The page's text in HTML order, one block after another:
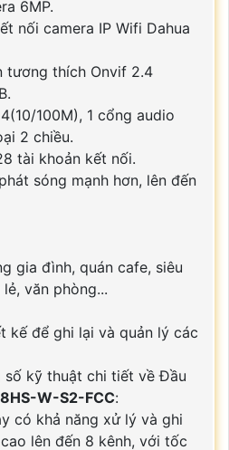
6MP.
nối camera IP Wifi Dahua
tương thích Onvif 2.4
100M), 1 cổng audio
2 chiều.
tài khoản kết nối.
sóng mạnh hơn, lên đến
gia đình, quán cafe, siêu
văn phòng...
kế để ghi lại và quản lý các
kỹ thuật chi tiết về Đầu
W-S2-FCC:
có khả năng xử lý và ghi
lên đến 8 kênh, với tốc